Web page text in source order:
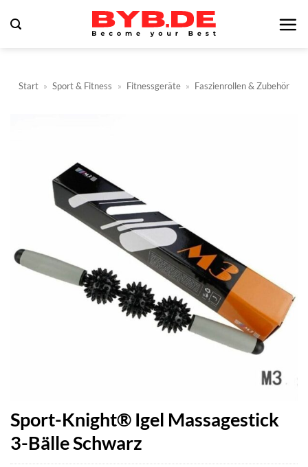
Inhalt
Start » Sport & Fitness » Fitnessgeräte » Faszienrollen & Zubehör
Sport-Knight® Igel Massagestick
3-Bälle Schwarz